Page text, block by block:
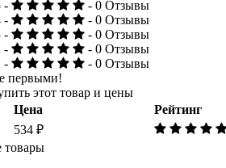
-
- 0 Отзывы
-
- 0 Отзывы
-
- 0 Отзывы
-
- 0 Отзывы
-
- 0 Отзывы
первыми!
этот товар и цены
Цена
Рейтинг
534 ₽
товары